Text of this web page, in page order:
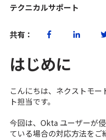
テクニカルサポート
共有：
はじめに
こんにちは、ネクストモ
ト担当です。
今回は、Okta ユーザーが
ている場合の対応方法をご